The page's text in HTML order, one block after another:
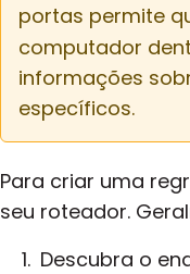
portas permite
computador
informações
específicos.
Para criar uma
seu roteador.
Descubra o